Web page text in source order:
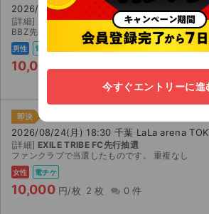
2026/08/25(火) 18:30 千葉 LaLa arena
[詳細]
座席未定 （重複なし）
BBZ先行チケットです！ 同行者名義変更可、エラー対応不可。 中
男性 電チケ
10,000 円/枚 2 枚 0 件
即決
2026/08/24(月) 18:30 千葉 LaLa arena
[詳細] EXILE TRIBE FC先行抽選
ファンクラブで当選したものです。 重複なし
女性 電チケ
10,000 円/枚 2 枚 0 件
今すぐエントリーに進